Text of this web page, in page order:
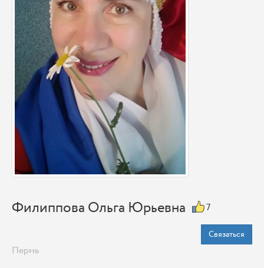
Филиппова Ольга Юрьевна 7
Связаться
Пермь